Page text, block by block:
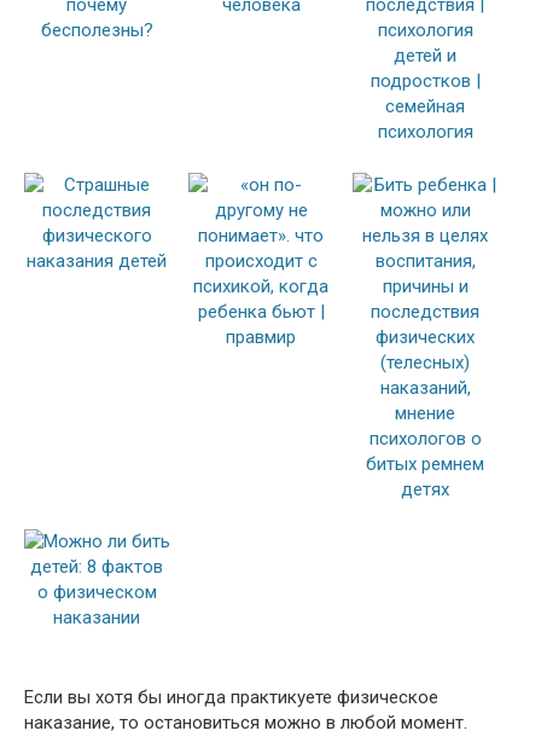
Если вы хотя бы иногда практикуете физическое
наказание, то остановиться можно в любой момент.